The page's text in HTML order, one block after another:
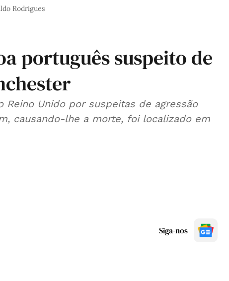
Rodrigues
português suspeito de
Reino Unido por suspeitas de agressão
causando-lhe a morte, foi localizado em
Siga-nos